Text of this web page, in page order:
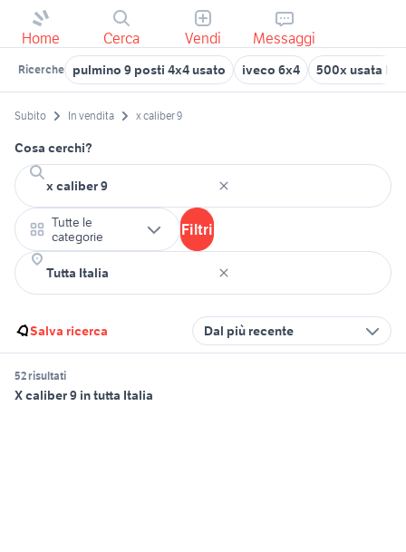
Home Cerca Vendi Messaggi
Ricerche pulmino 9 posti 4x4 usato iveco 6x4 500x usata
Subito In vendita x caliber 9
Cosa cerchi?
Tutte le
categorie
Filtri
Salva ricerca Dal più recente
52 risultati
X caliber 9 in tutta Italia